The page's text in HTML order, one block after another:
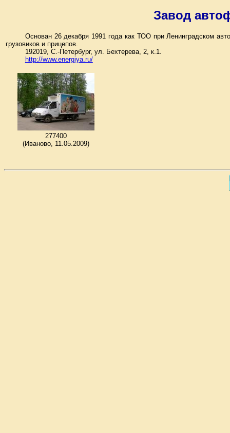
Завод
Основан 26 декабря 1991 года как ТОО при Ленинградском
грузовиков и прицепов.
192019, С.-Петербург, ул. Бехтерева, 2, к.1.
http://www.energiya.ru/
277400
(Иваново, 11.05.2009)